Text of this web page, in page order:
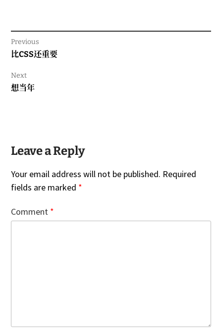
Previous
Previous
比CSS还重要
Next
Next
想当年
Leave a Reply
Your email address will not be published. Required
fields are marked *
Comment *